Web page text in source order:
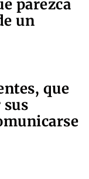
parezca
un
que